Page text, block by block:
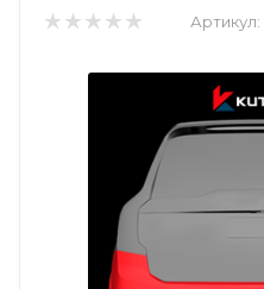
Артикул: